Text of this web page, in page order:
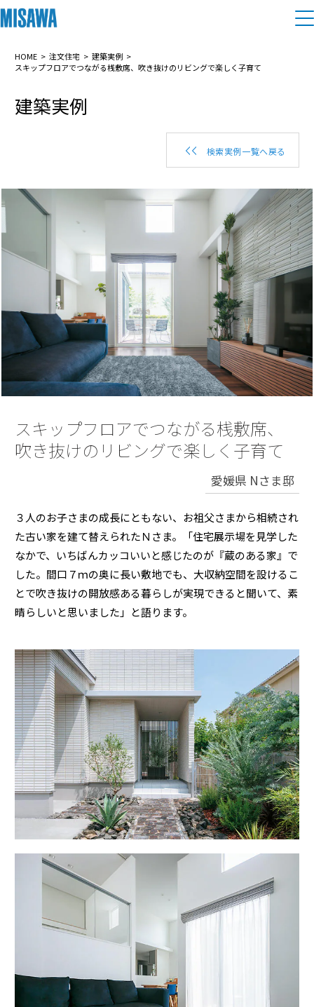
住まい
建てる [注文住宅]
テクノロジー（住まいの性能）
デザイナーズギャラリー
インテリア
住まいづくりガイド
買う
分譲住宅（建売・土地）検索
中古住宅検索
分譲マンション検索
売る [MISAWA RELAY]
住まいの売却
これから住まいをご検討の方
多彩な動画やこだわりが詰まった建築実例、注目の最新情報など、住
まいづくりを楽しく学べるデジタルラウンジです。
ホームラウンジ 新築・戸建て
土地活用
賃貸住宅
賃貸併用住宅
店舗・各種施設
土地活用モデルルーム見学
土地活用実例
法人のお客さま
社宅建築
これから土地活用・賃貸経営をご検討の方
土地活用の基礎から長期安定経営を目指すオーナー様まで、賃貸経営
に役立つ多彩な情報を幅広くお届けします。
ホームラウンジ 土地活用・賃貸経営
戸建て・マンション
リフォームの流れ
リフォームメニュー
リフォーム事例
事業用
事業用リノベーション
ホテル・旅館リフォーム
これからリフォームをご検討の方
実例動画や基礎知識、収納の工夫など、理想の住まいを叶えるリフォ
ームの具体策とアイデアを豊富にご用意しています。
まちづくり
複合開発・投資開発
複合開発事業（ASMACI-アスマチ-）
再開発・官民連携事業
分譲マンション開発事業
収益不動産・投資開発事業
建築再生事業
事業用売買
分譲用地
ミサワゼネラルソリューション
オーナーサポート
サポートメニュー
住まいるりんぐ（ロングサポート）
保証制度
アフターメンテナンス
ミサワリフォーム
お客様センター
ミサワホームオーナーさま・リフォーム工事ご契約者さまとミサワホ
ツや、ミサワホームからの大切なお知らせなど配信しています。
ミサワオーナーズクラブ
業・ IR情報
企業・IR
ニュース
ミサワホームグループ
SDGs
環境活動
採用情報
中途採用
障がい者採用
ウエルネス事業
海外事業
展示場・イベント情報
カタログ請求
住まいのご相談
HOME 注文住宅
建築実例
スキップフロアでつながる桟敷席、吹き抜けのリビングで楽しく子育て
建築実例
検索実例一覧へ戻る
スキップフロアでつながる桟敷席、
吹き抜けのリビングで楽しく子育て
愛媛県 Nさま邸
３人のお子さまの成長にともない、お祖父さまから相続され
た古い家を建て替えられたＮさま。「住宅展示場を見学した
なかで、いちばんカッコいいと感じたのが『蔵のある家』で
した。間口７ｍの奥に長い敷地でも、大収納空間を設けるこ
とで吹き抜けの開放感ある暮らしが実現できると聞いて、素
晴らしいと思いました」と語ります。